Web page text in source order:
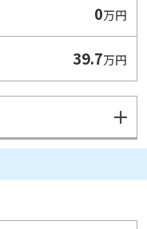
0万円
39.7万円